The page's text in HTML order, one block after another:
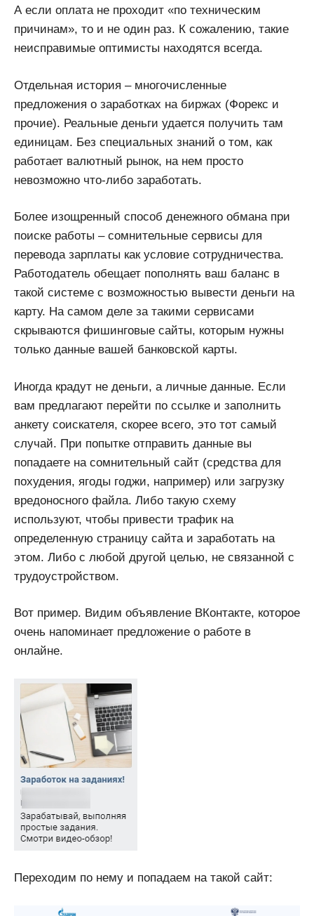
А если оплата не проходит «по техническим
причинам», то и не один раз. К сожалению, такие
неисправимые оптимисты находятся всегда.
Отдельная история – многочисленные
предложения о заработках на биржах (Форекс и
прочие). Реальные деньги удается получить там
единицам. Без специальных знаний о том, как
работает валютный рынок, на нем просто
невозможно что-либо заработать.
Более изощренный способ денежного обмана при
поиске работы – сомнительные сервисы для
перевода зарплаты как условие сотрудничества.
Работодатель обещает пополнять ваш баланс в
такой системе с возможностью вывести деньги на
карту. На самом деле за такими сервисами
скрываются фишинговые сайты, которым нужны
только данные вашей банковской карты.
Иногда крадут не деньги, а личные данные. Если
вам предлагают перейти по ссылке и заполнить
анкету соискателя, скорее всего, это тот самый
случай. При попытке отправить данные вы
попадаете на сомнительный сайт (средства для
похудения, ягоды годжи, например) или загрузку
вредоносного файла. Либо такую схему
используют, чтобы привести трафик на
определенную страницу сайта и заработать на
этом. Либо с любой другой целью, не связанной с
трудоустройством.
Вот пример. Видим объявление ВКонтакте, которое
очень напоминает предложение о работе в
онлайне.
Переходим по нему и попадаем на такой сайт: